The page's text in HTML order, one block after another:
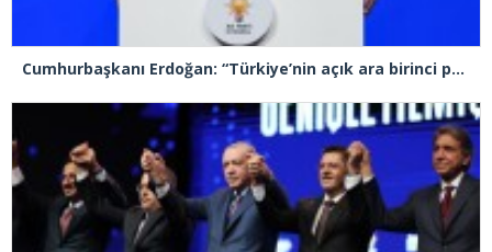
Cumhurbaşkanı Erdoğan: “Türkiye’nin açık ara birinci partisiyiz”